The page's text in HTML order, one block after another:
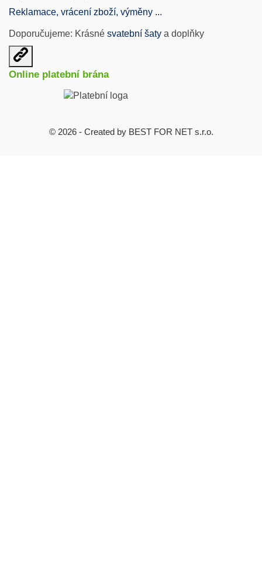
Reklamace, vrácení zboží, výměny ...
Doporučujeme: Krásné svatební šaty a doplňky
Otevřit
užitečné
odkazy
Online platební brána
© 2026 - Created by BEST FOR NET s.r.o.